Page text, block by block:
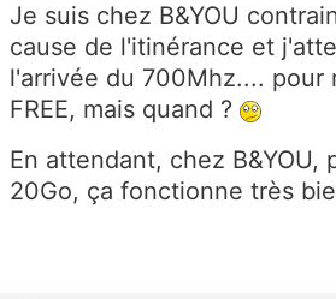
Je suis chez B&YOU
cause de l'itinérance et
l'arrivée du 700Mhz.... pour
FREE, mais quand ?
En attendant, chez B&YOU,
20Go, ça fonctionne très